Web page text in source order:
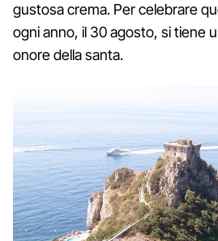
gustosa crema. Per celebrare
ogni anno, il 30 agosto, si tiene
onore della santa.